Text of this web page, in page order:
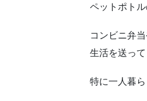
ペットポト
コンビニ弁
生活を送っ
特に一人暮